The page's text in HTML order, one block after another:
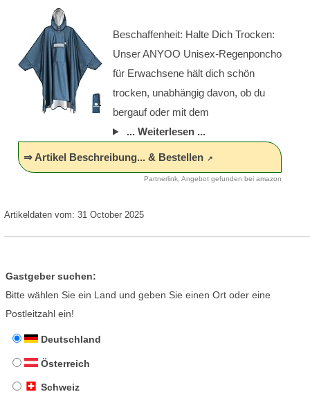
Beschaffenheit: Halte Dich Trocken:
Unser ANYOO Unisex-Regenponcho
für Erwachsene hält dich schön
trocken, unabhängig davon, ob du
bergauf oder mit dem
... Weiterlesen ...
⇒ Artikel Beschreibung... & Bestellen
Partnerlink, Angebot gefunden bei amazon
Artikeldaten vom: 31 October 2025
Gastgeber suchen:
Bitte wählen Sie ein Land und geben Sie einen Ort oder eine
Postleitzahl ein!
Deutschland
Österreich
Schweiz